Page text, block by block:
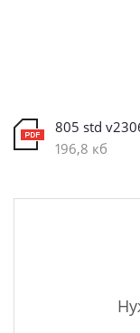
805 std
196,8 кб